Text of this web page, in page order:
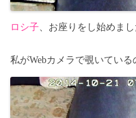
ロシ子、お座りをし始めまし
私がWebカメラで覗いてい